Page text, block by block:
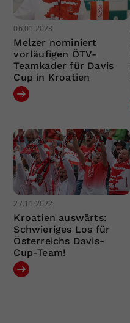
06.01.2023
Melzer nominiert
vorläufigen ÖTV-
Teamkader für Davis
Cup in Kroatien
27.11.2022
Kroatien auswärts:
Schwieriges Los für
Österreichs Davis-
Cup-Team!